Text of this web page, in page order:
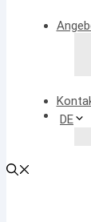
DE